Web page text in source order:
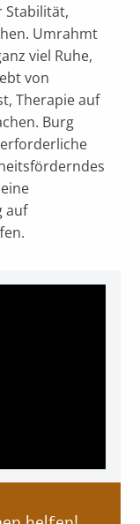
Stabilität,
Umrahmt
viel Ruhe,
von
Therapie auf
Burg
auf